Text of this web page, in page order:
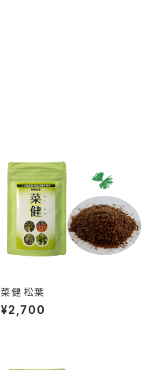
菜健 松葉
¥2,700